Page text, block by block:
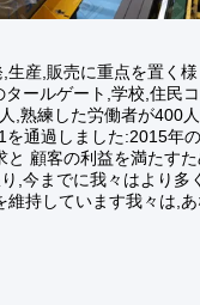
産,販売に重点を置く
ールゲート,学校,住
熟練した労働者が
通過しました:2015
顧客の利益を満たす
今までに我々はより
持しています我々は,